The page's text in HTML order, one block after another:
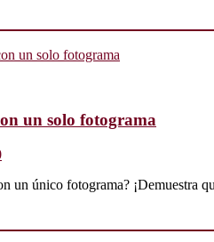
un solo fotograma
un único fotograma? ¡Demuestra